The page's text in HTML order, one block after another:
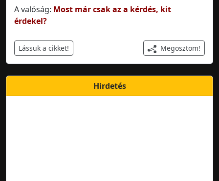
A valóság: Most már csak az a kérdés, kit
érdekel?
Lássuk a cikket! Megosztom!
Hirdetés